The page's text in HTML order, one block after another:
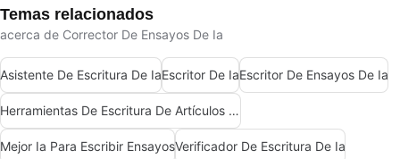
Temas relacionados
acerca de Corrector De Ensayos De Ia
Asistente De Escritura De IaEscritor De IaEscritor De Ensayos De Ia
Herramientas De Escritura De Artículos De Ia
Mejor Ia Para Escribir EnsayosVerificador De Escritura De Ia